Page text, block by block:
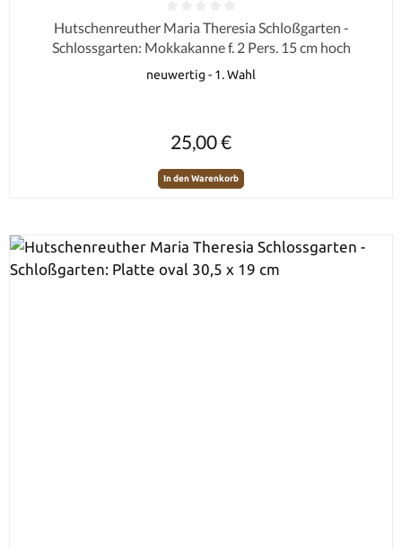
Durchschnittliche Bewertung von 0 von 5 Sternen
Hutschenreuther Maria Theresia Schloßgarten -
Schlossgarten: Mokkakanne f. 2 Pers. 15 cm hoch
neuwertig - 1. Wahl
25,00 €
In den Warenkorb